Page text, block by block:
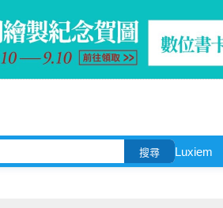
搜尋 Luxiem